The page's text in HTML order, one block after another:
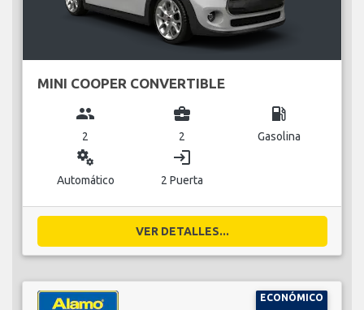
MINI COOPER CONVERTIBLE
group
2
business_center
2
local_gas_station
Gasolina
miscellaneous_services
Automático
login
2 Puerta
VER DETALLES...
ECONÓMICO